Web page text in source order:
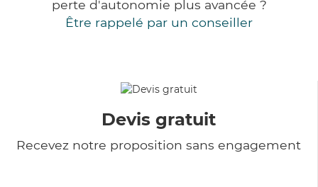
perte d'autonomie plus avancée ?
Être rappelé par un conseiller
Devis gratuit
Recevez notre proposition sans engagement